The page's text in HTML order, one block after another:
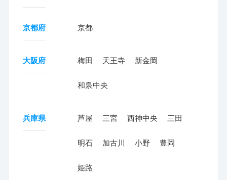
京都府 京都
大阪府 梅田 天王寺 新金岡
和泉中央
兵庫県 芦屋 三宮 西神中央 三田
明石 加古川 小野 豊岡
姫路